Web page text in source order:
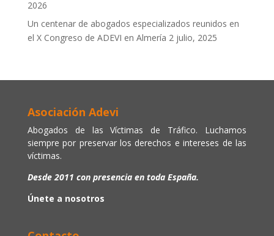
2026
Un centenar de abogados especializados reunidos en
el X Congreso de ADEVI en Almería 2 julio, 2025
Asociación Adevi
Abogados de las Víctimas de Tráfico. Luchamos
siempre por preservar los derechos e intereses de las
víctimas.
Desde 2011 con presencia en toda España.
Únete a nosotros